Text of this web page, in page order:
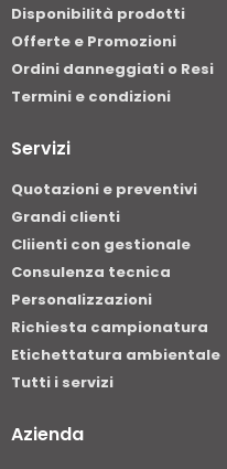
Disponibilità prodotti
Offerte e Promozioni
Ordini danneggiati o Resi
Termini e condizioni
Servizi
Quotazioni e preventivi
Grandi clienti
Cliienti con gestionale
Consulenza tecnica
Personalizzazioni
Richiesta campionatura
Etichettatura ambientale
Tutti i servizi
Azienda